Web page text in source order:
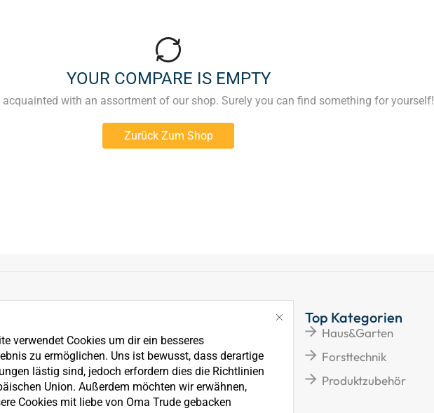
YOUR COMPARE IS EMPTY
acquainted with an assortment of our shop. Surely you can find something for yourself!
Zurück Zum Shop
verwendet Cookies um dir ein besseres
zu ermöglichen. Uns ist bewusst, dass derartige
lästig sind, jedoch erfordern dies die Richtlinien
Union. Außerdem möchten wir erwähnen,
Cookies mit liebe von Oma Trude gebacken
News
Kontakt
Top Kategorien
Haus&Garten
Forsttechnik
Produktzubehör